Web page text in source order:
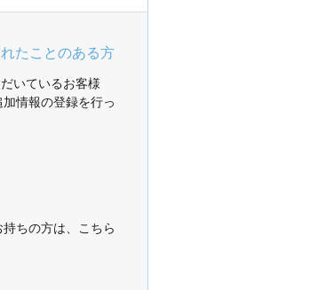
たことのある方
いているお客様
情報の登録を行っ
ちの方は、こちら